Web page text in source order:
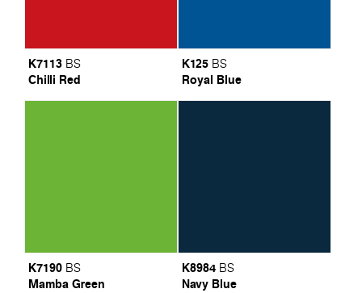
K7113 BS
Chilli Red
K125 BS
Royal Blue
K7190 BS
Mamba Green
K8984 BS
Navy Blue